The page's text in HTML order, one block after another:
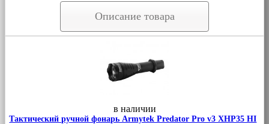
Описание товара
в наличии
Тактический ручной фонарь Armytek Predator Pro v3 XHP35 HI